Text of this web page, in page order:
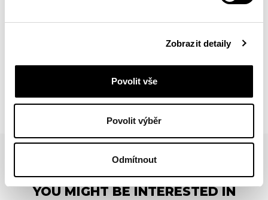
Zobrazit detaily
Povolit vše
Povolit výběr
Odmítnout
BACK
YOU MIGHT BE INTERESTED IN